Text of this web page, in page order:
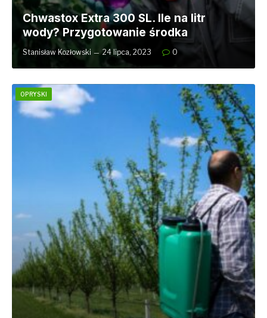
Chwastox Extra 300 SL. Ile na litr
wody? Przygotowanie środka
Stanisław Kozłowski 24 lipca, 2023 0
OPRYSKI